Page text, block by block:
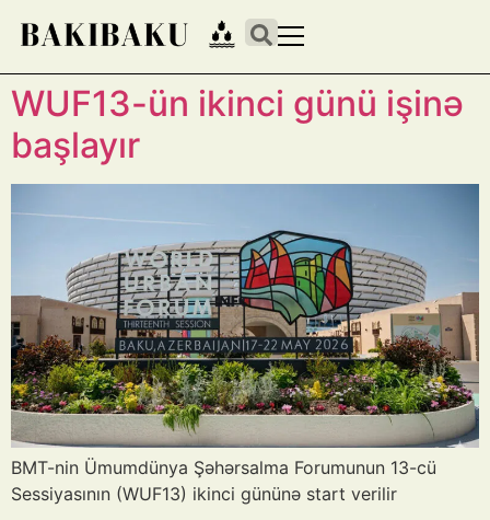
WUF13-ün ikinci günü işinə
başlayır
BMT-nin Ümumdünya Şəhərsalma Forumunun 13-cü
Sessiyasının (WUF13) ikinci gününə start verilir